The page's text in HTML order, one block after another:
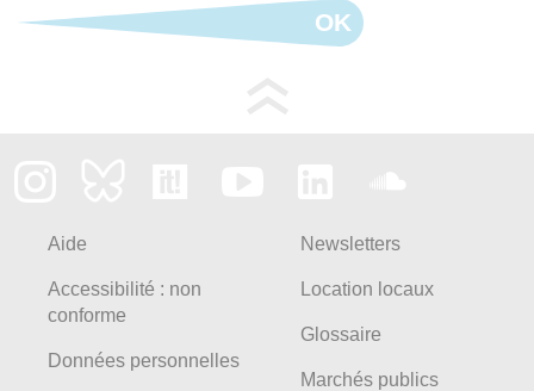
OK
Aide
Accessibilité : non
conforme
Données personnelles
Newsletters
Location locaux
Glossaire
Marchés publics